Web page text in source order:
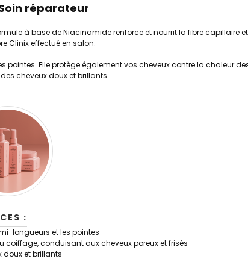
Soin réparateur
à base de Niacinamide renforce et nourrit la fibre capillaire
Clinix effectué en salon.
Elle protège également vos cheveux contre la chaleur
cheveux doux et brillants.
:
longueurs et les pointes
coiffage, conduisant aux cheveux poreux et frisés
doux et brillants